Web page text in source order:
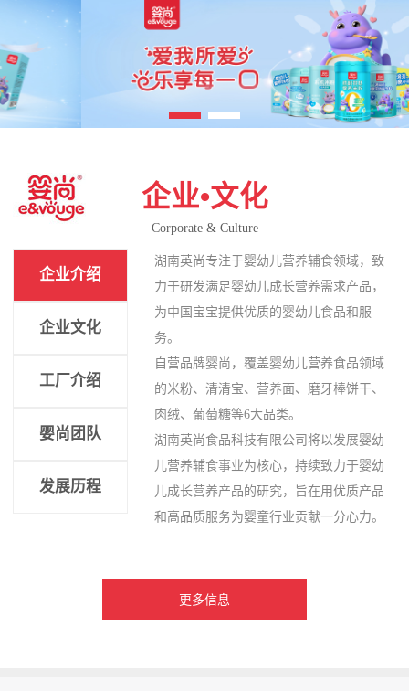
企业•文化
Corporate & Culture
企业介绍
企业文化
工厂介绍
婴尚团队
发展历程
湖南英尚专注于婴幼儿营养辅食领域，致
力于研发满足婴幼儿成长营养需求产品，
为中国宝宝提供优质的婴幼儿食品和服
务。
自营品牌婴尚，覆盖婴幼儿营养食品领域
的米粉、清清宝、营养面、磨牙棒饼干、
肉绒、葡萄糖等6大品类。
湖南英尚食品科技有限公司将以发展婴幼
儿营养辅食事业为核心，持续致力于婴幼
儿成长营养产品的研究，旨在用优质产品
和高品质服务为婴童行业贡献一分心力。
更多信息